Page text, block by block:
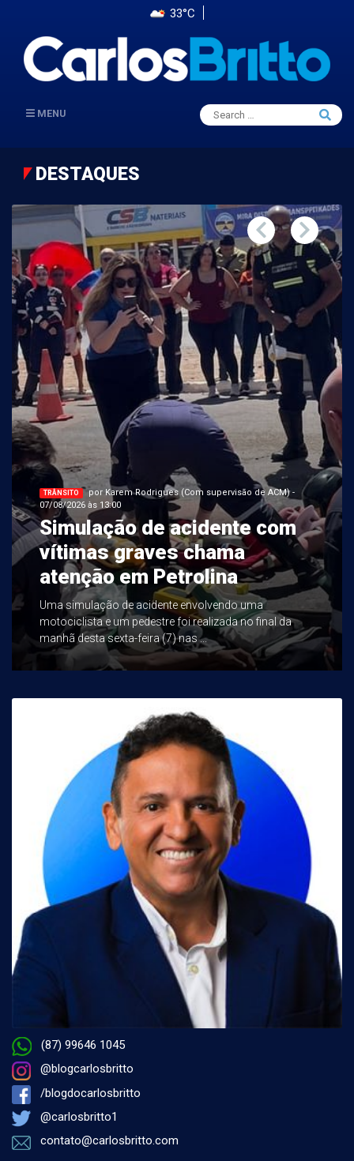
33°C
MENU
Search
for:
Search
DESTAQUES
TRÂNSITO
por Karem Rodrigues (Com supervisão de ACM) -
07/08/2026 às 13:00
Simulação de acidente com
vítimas graves chama
atenção em Petrolina
Uma simulação de acidente envolvendo uma
motociclista e um pedestre foi realizada no final da
manhã desta sexta-feira (7) nas ...
(87) 99646 1045
@blogcarlosbritto
/blogdocarlosbritto
@carlosbritto1
contato@carlosbritto.com